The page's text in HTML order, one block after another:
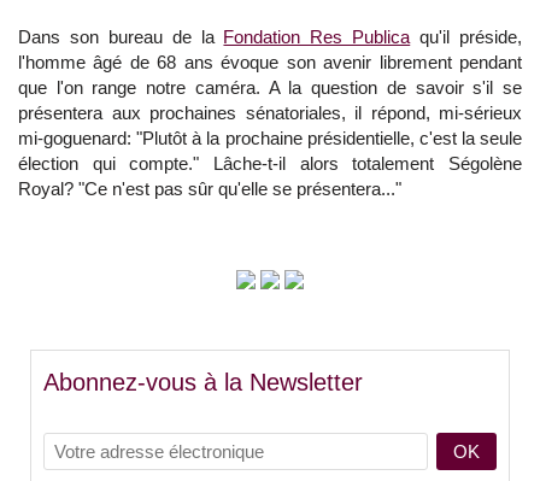
Dans son bureau de la Fondation Res Publica qu'il préside,
l'homme âgé de 68 ans évoque son avenir librement pendant
que l'on range notre caméra. A la question de savoir s'il se
présentera aux prochaines sénatoriales, il répond, mi-sérieux
mi-goguenard: "Plutôt à la prochaine présidentielle, c'est la seule
élection qui compte." Lâche-t-il alors totalement Ségolène
Royal? "Ce n'est pas sûr qu'elle se présentera..."
Abonnez-vous à la Newsletter
OK